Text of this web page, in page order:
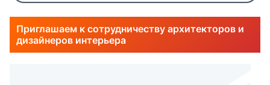
Приглашаем к сотрудничеству архитекторов и
дизайнеров интерьера